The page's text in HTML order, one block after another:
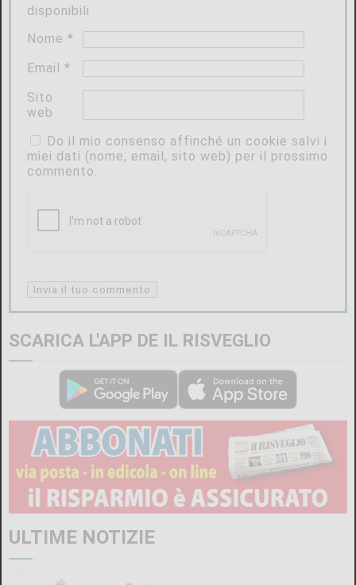
disponibili
Nome*
Email*
Sito
web
Do il mio consenso affinché un cookie salvi i
miei dati (nome, email, sito web) per il prossimo
commento.
SCARICA L'APP DE IL RISVEGLIO
ULTIME NOTIZIE